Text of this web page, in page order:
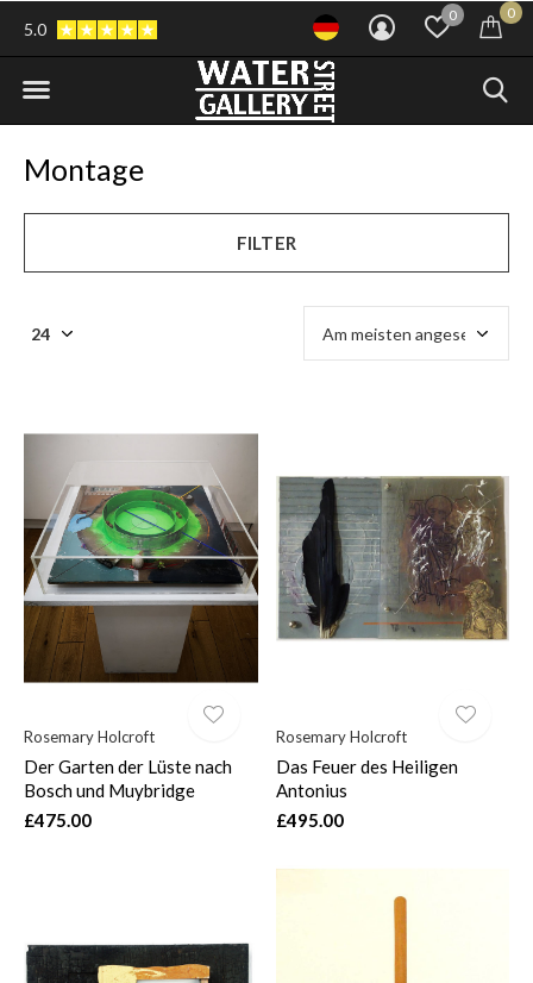
0 0
5.0
Montage
FILTER
Rosemary Holcroft
Der Garten der Lüste nach
Bosch und Muybridge
£475.00
Rosemary Holcroft
Das Feuer des Heiligen
Antonius
£495.00